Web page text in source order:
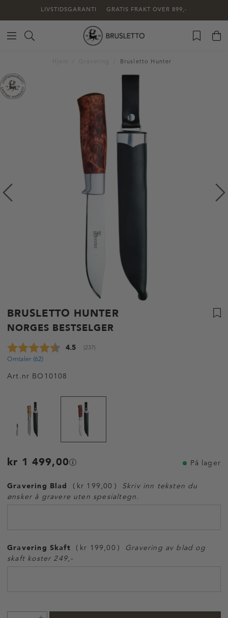
LIVSTIDSGARANTI GRATIS FRAKT OVER 899,-
Brusletto Hunter
BRUSLETTO HUNTER
NORGES BESTSELGER
Gjennomsnittskarakter:
4.5 (stemmer:
237
Omtaler (62)
Art.nr BO10108
kr 1 499,00 På lager
Gravering Blad kr 199,00
Skriv inn teksten du
ønsker å gravere uten spesialtegn.
Gravering Skaft kr 199,00
Gravering av blad og
skaft koster 249,-